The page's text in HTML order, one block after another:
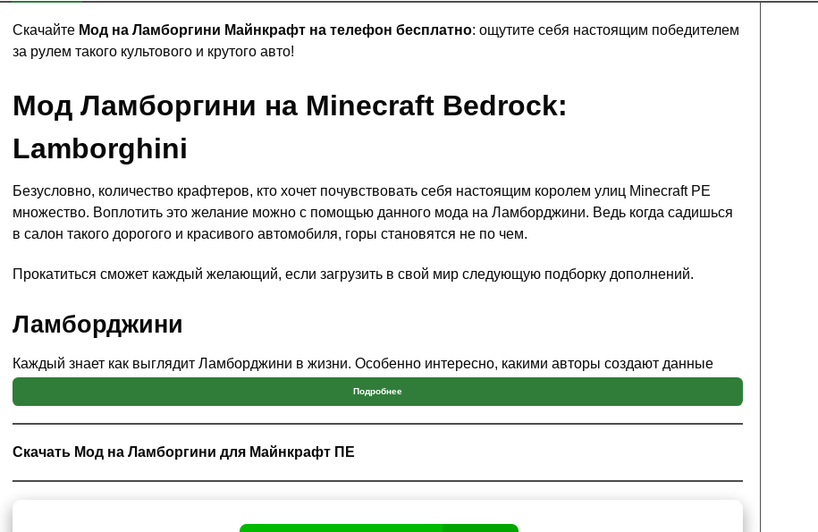
Скачайте Мод на Ламборгини Майнкрафт на телефон бесплатно: ощутите себя настоящим победителем
за рулем такого культового и крутого авто!
Мод Ламборгини на Minecraft Bedrock:
Lamborghini
Безусловно, количество крафтеров, кто хочет почувствовать себя настоящим королем улиц Minecraft PE
множество. Воплотить это желание можно с помощью данного мода на Ламборджини. Ведь когда садишься
в салон такого дорогого и красивого автомобиля, горы становятся не по чем.
Прокатиться сможет каждый желающий, если загрузить в свой мир следующую подборку дополнений.
Ламборджини
Каждый знает как выглядит Ламборджини в жизни. Особенно интересно, какими авторы создают данные
тачки в песочнице Майнкрафт ПЕ.
Этот мод предлагает машину яркого желтого цвета, чтобы уже из далека было видно, кто за рулем. Чтобы
завести мотор не потребуются большие усилий. Необходимо подойти к машине и
Подробнее
Скачать Мод на Ламборгини для Майнкрафт ПЕ